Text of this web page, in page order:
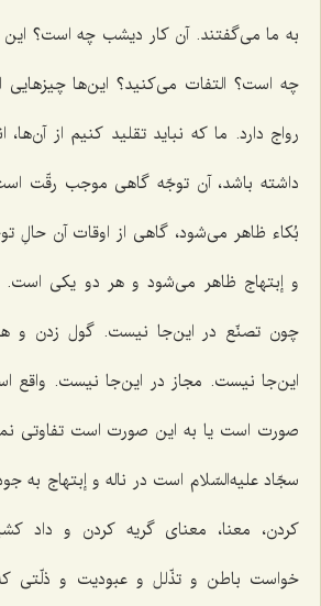
به ما می‌گفتند. آن کار دیشب چه است؟
چه است؟ التفات می‌کنید؟ این‌ها
رواج دارد. ما که نباید تقلید کنیم از آن‌ها،
داشته باشد، آن توجّه گاهی موجب رقّت
بُکاء ظاهر می‌شود، گاهی از اوقات آن
و إبتهاج ظاهر می‌شود و هر دو یکی
چون تصنّع در این‌جا نیست. گول زدن و
این‌جا نیست. مجاز در این‌جا نیست. واقع
صورت است یا به این صورت است تفاوتی
سجّاد علیه‌السّلام است در ناله و إبتهاج به
کردن، معنا، معنای گریه کردن و داد
خواست باطن و تذّلل و عبودیت و ذلّتی